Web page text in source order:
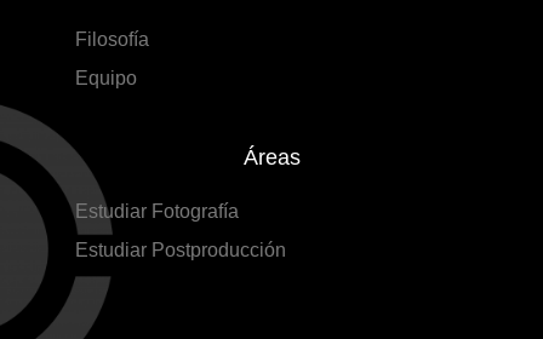
Filosofía
Equipo
Áreas
Estudiar Fotografía
Estudiar Postproducción